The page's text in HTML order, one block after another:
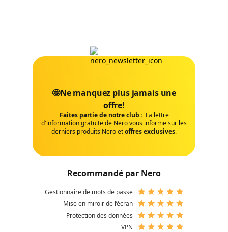
🤩Ne manquez plus jamais une
offre!
Faites partie de notre club : La lettre
d'information gratuite de Nero vous informe sur les
derniers produits Nero etoffres exclusives.
Recommandé par Nero
Gestionnaire de mots de passe
Mise en miroir de l’écran
Protection des données
VPN